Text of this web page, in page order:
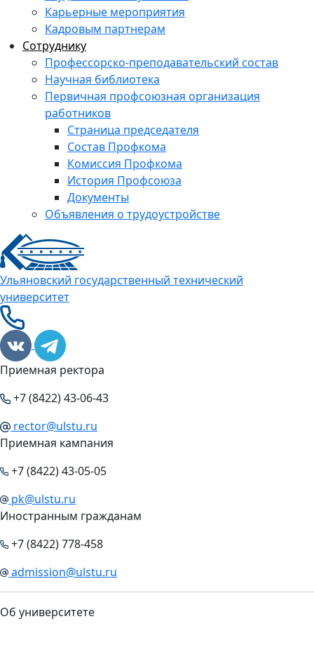
Карьерные мероприятия
Кадровым партнерам
Сотруднику
Профессорско-преподавательский состав
Научная библиотека
Первичная профсоюзная организация
работников
Страница председателя
Состав Профкома
Комиссия Профкома
История Профсоюза
Документы
Объявления о трудоустройстве
Ульяновский государственный технический
университет
Приемная ректора
+7 (8422) 43-06-43
rector@ulstu.ru
Приемная кампания
+7 (8422) 43-05-05
pk@ulstu.ru
Иностранным гражданам
+7 (8422) 778-458
admission@ulstu.ru
Об университете